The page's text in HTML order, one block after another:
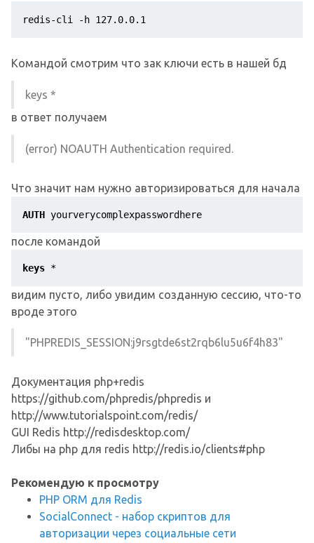
redis-cli -h 127.0.0.1
Командой смотрим что зак ключи есть в нашей бд
keys *
в ответ получаем
(error) NOAUTH Authentication required.
Что значит нам нужно авторизироваться для начала
AUTH yourverycomplexpasswordhere
после командой
keys *
видим пусто, либо увидим созданную сессию, что-то
вроде этого
"PHPREDIS_SESSION:j9rsgtde6st2rqb6lu5u6f4h83"
Документация php+redis
https://github.com/phpredis/phpredis и
http://www.tutorialspoint.com/redis/
GUI Redis http://redisdesktop.com/
Либы на php для redis http://redis.io/clients#php
Рекомендую к просмотру
PHP ORM для Redis
SocialConnect - набор скриптов для
авторизации через социальные сети